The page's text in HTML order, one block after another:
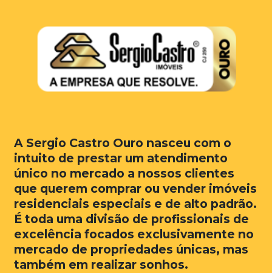
A Sergio Castro Ouro nasceu com o
intuito de prestar um atendimento
único no mercado a nossos clientes
que querem comprar ou vender imóveis
residenciais especiais e de alto padrão.
É toda uma divisão de profissionais de
excelência focados exclusivamente no
mercado de propriedades únicas, mas
também em realizar sonhos.